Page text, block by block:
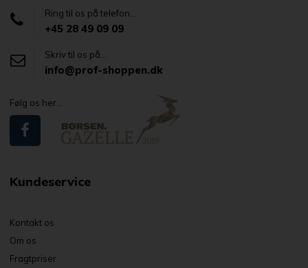
Ring til os på telefon...
+45 28 49 09 09
Skriv til os på...
info@prof-shoppen.dk
Følg os her...
Kundeservice
Kontakt os
Om os
Fragtpriser